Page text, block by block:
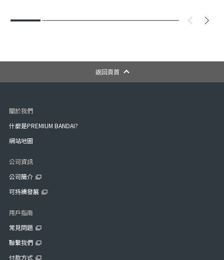
返回頁首
關於我們
什麼是PREMIUM BANDAI?
網站地圖
公司資訊
公司簡介
可持續發展
用戶指南
常見問題
聯繫我們
付款方式